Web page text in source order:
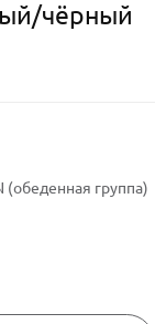
чёрный
(обеденная группа)